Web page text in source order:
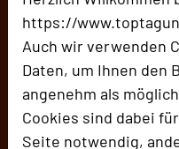
https://
Auch wir verwenden
Daten, um Ihnen den
angenehm als
Cookies sind dabei
Seite notwendig,
HanseLab
Marlistraße 101
23566 Lübeck